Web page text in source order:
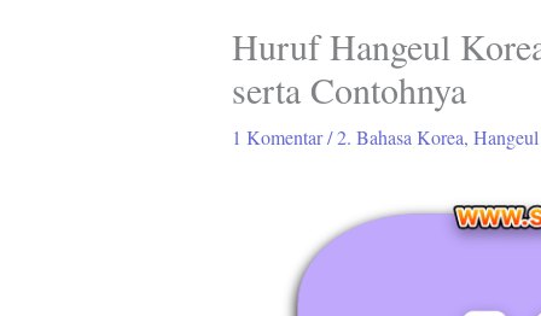
Huruf Hangeul
serta Contohnya
1 Komentar/2. Bahasa Korea,